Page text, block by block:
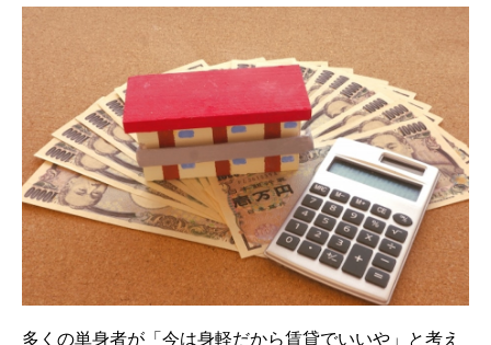
多くの単身者が「今は身軽だから賃貸でいいや」と考え